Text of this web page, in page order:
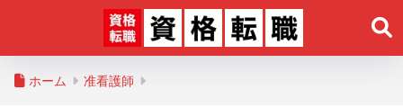
ホーム 准看護師